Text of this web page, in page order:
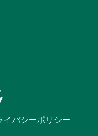
イバシーポリシー